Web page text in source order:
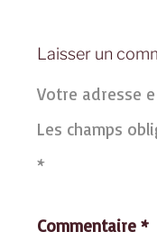
Laisser un
Votre adresse
Les champs
*
Commentaire*